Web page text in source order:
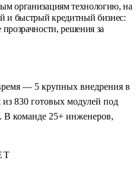
организациям технологию, на
и быстрый кредитный бизнес:
решения за
— 5 крупных внедрения в
830 готовых модулей под
В команде 25+ инженеров,